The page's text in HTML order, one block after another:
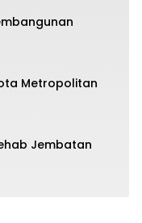
Metropolitan
Jembatan